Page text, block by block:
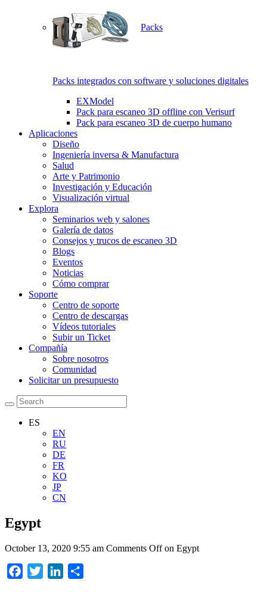
Packs
Packs integrados con software y soluciones digitales
EXModel
Pack para escaneo 3D offline con Verisurf
Pack para escaneo 3D de cuerpo humano
Aplicaciones
Diseño
Ingeniería inversa & Manufactura
Salud
Arte y Patrimonio
Investigación y Educación
Visualización virtual
Explora
Seminarios web y salones
Galería de datos
Consejos y trucos de escaneo 3D
Blogs
Eventos
Noticias
Cómo comprar
Soporte
Centro de soporte
Centro de descargas
Vídeos tutoriales
Subir un Ticket
Compañía
Sobre nosotros
Comunidad
Solicitar un presupuesto
ES
EN
RU
DE
FR
KO
JP
CN
Egypt
October 13, 2020 9:55 am Comments Offon Egypt
Facebook
Twitter LinkedIn